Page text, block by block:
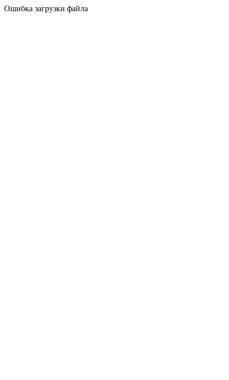
Ошибка загрузки файла